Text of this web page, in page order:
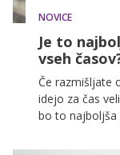
NOVICE
Je to
vseh
Če razmišljate
idejo za čas
bo to